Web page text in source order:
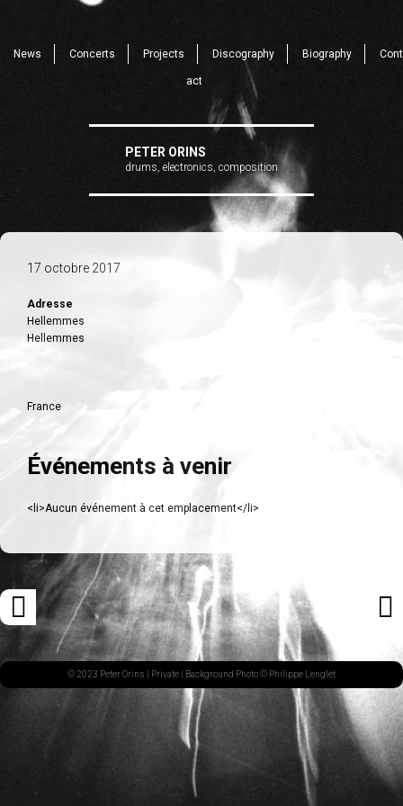
News Concerts Projects Discography Biography Cont
act
PETER ORINS
drums, electronics, composition
17 octobre 2017
Adresse
Hellemmes
Hellemmes
France
Événements à venir
<li>Aucun événement à cet emplacement</li>
Navigation
des
articles
ARTICLE
PRÉCÉDENT© 2023 Peter Orins | Private | Background Photo © Philippe Lenglet